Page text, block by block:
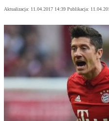
Aktualizacja: 11.04.2017 14:39 Publikacja: